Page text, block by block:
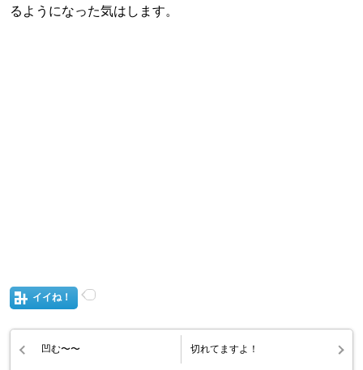
るようになった気はします。
イイね！
凹む〜〜 切れてますよ！